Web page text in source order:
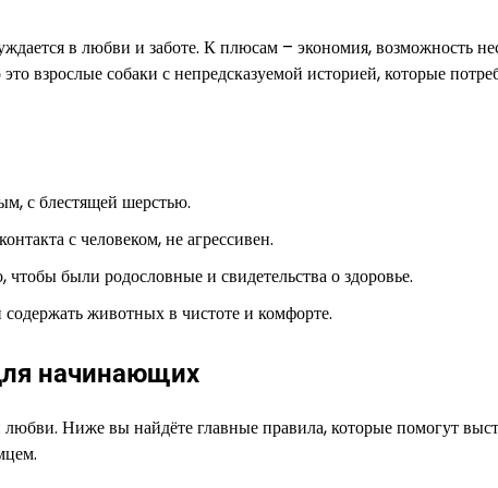
в любви и заботе. К плюсам – экономия, возможность
взрослые собаки с непредсказуемой историей, которые
с блестящей шерстью.
с человеком, не агрессивен.
были родословные и свидетельства о здоровье.
животных в чистоте и комфорте.
начинающих
Ниже вы найдёте главные правила, которые помогут